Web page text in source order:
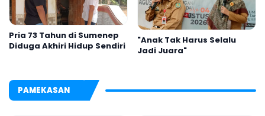
Pria 73 Tahun di Sumenep
Diduga Akhiri Hidup Sendiri
"Anak Tak Harus Selalu
Jadi Juara"
PAMEKASAN